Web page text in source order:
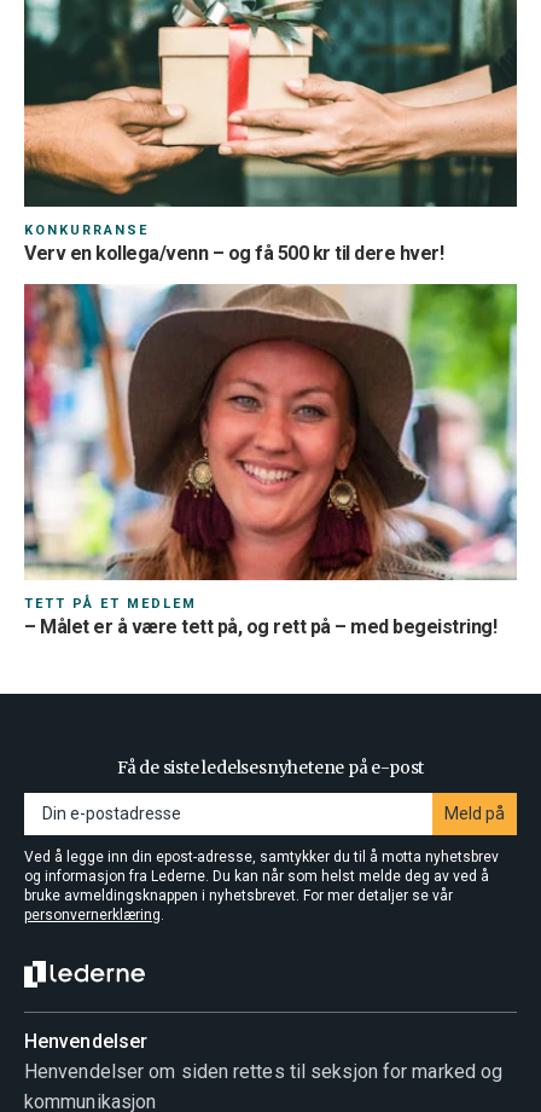
KONKURRANSE
Verv en kollega/venn – og få 500 kr til dere hver!
TETT PÅ ET MEDLEM
– Målet er å være tett på, og rett på – med begeistring!
Få de siste ledelsesnyhetene på e-post
Meld på
Ved å legge inn din epost-adresse, samtykker du til å motta nyhetsbrev
og informasjon fra Lederne. Du kan når som helst melde deg av ved å
bruke avmeldingsknappen i nyhetsbrevet. For mer detaljer se vår
personvernerklæring.
Henvendelser
Henvendelser om siden rettes til seksjon for marked og
kommunikasjon